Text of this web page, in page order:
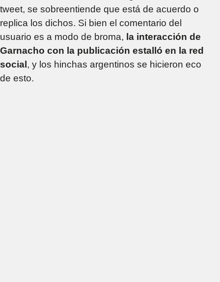
tweet, se sobreentiende que está de acuerdo o
replica los dichos. Si bien el comentario del
usuario es a modo de broma, la interacción de
Garnacho con la publicación estalló en la red
social , y los hinchas argentinos se hicieron eco
de esto.